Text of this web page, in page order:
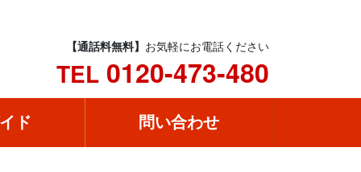
【通話料無料】 お気軽にお電話ください
TEL 0120-473-480
ド 問い合わせ